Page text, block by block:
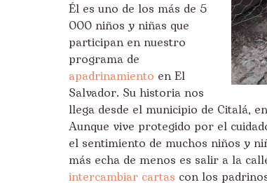
Él es uno de los más de 5
000 niños y niñas que
participan en nuestro
programa de
apadrinamiento en El
Salvador. Su historia nos
llega desde el municipio de Citalá,
Aunque vive protegido por el
el sentimiento de muchos niños y
más echa de menos es salir a la
intercambiar cartas con los